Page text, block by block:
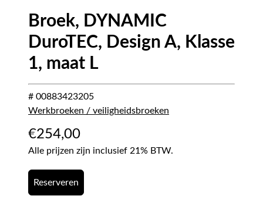
Broek, DYNAMIC
DuroTEC, Design A, Klasse
1, maat L
# 00883423205
Werkbroeken / veiligheidsbroeken
€254,00
Alle prijzen zijn inclusief 21% BTW.
Reserveren